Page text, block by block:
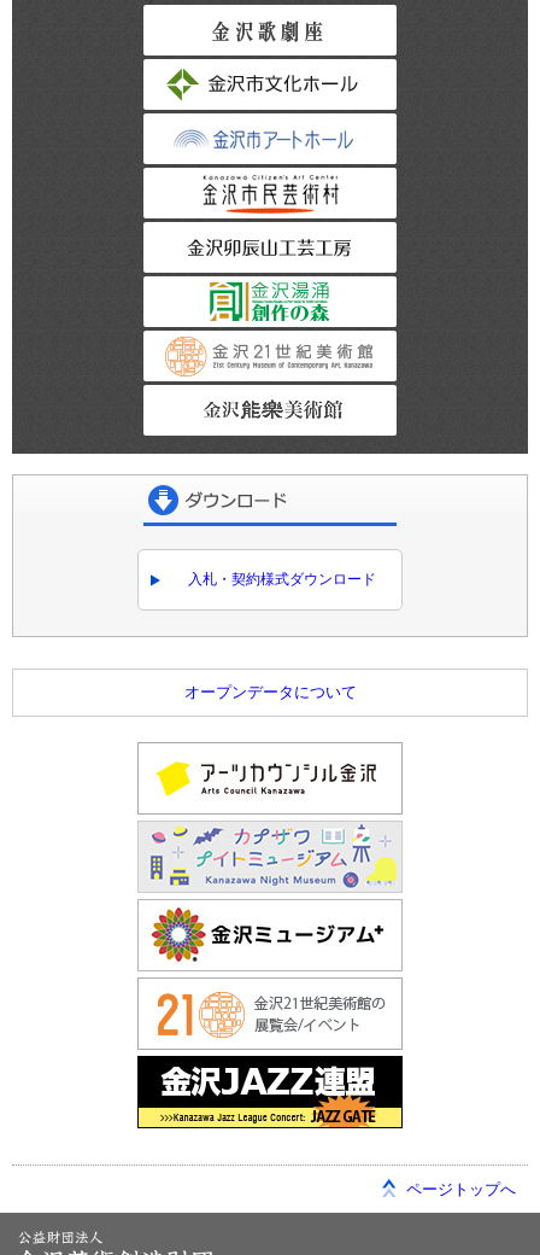
入札・契約様式ダウンロード
オープンデータについて
ページトップへ